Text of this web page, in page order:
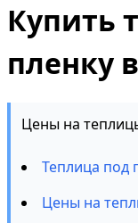
Купить
пленку
Цены на
Теплица под
Цены на